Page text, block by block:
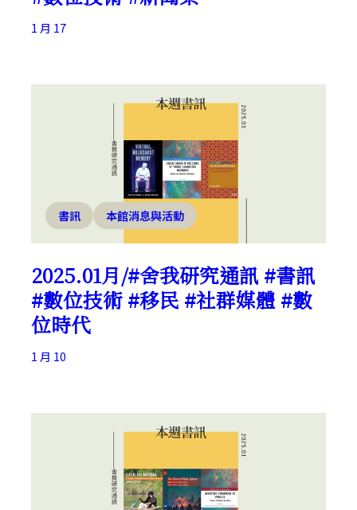
1 月 17
書訊 本館消息與活動
2025.01月/#舍我研究通訊 #書訊
#數位技術 #移民 #社群媒體 #數
位時代
1 月 10